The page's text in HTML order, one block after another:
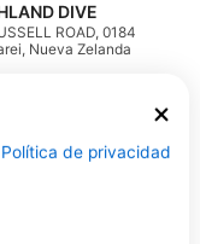
DIVE
ROAD, 0184
Nueva Zelanda
Política de privacidad